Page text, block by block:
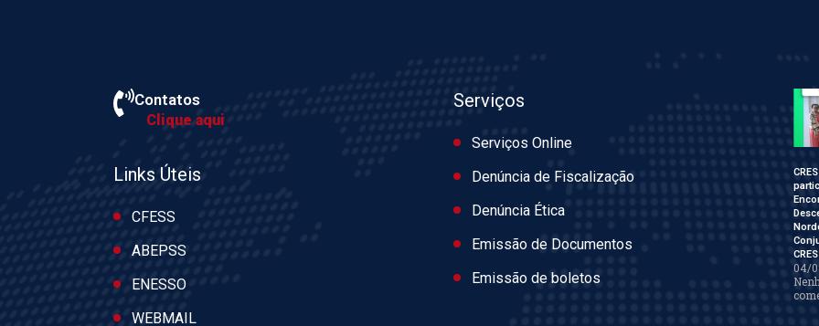
Contatos
Clique aqui
Links Úteis
CFESS
ABEPSS
ENESSO
WEBMAIL
Serviços
Serviços Online
Denúncia de Fiscalização
Denúncia Ética
Emissão de Documentos
Emissão de boletos
04/